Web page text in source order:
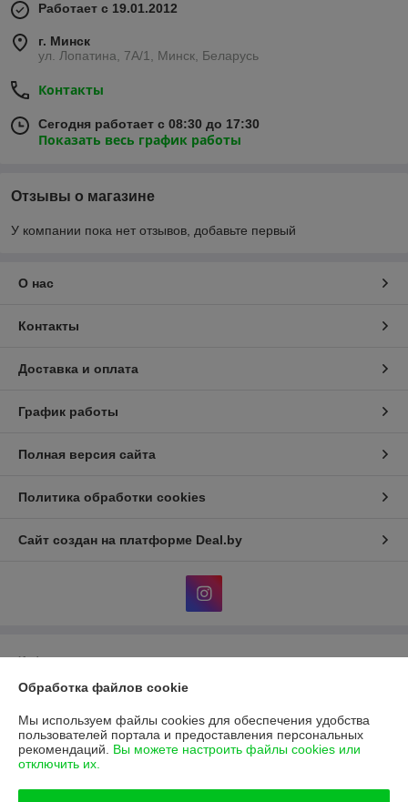
Работает с 19.01.2012
г. Минск
ул. Лопатина, 7А/1, Минск, Беларусь
Контакты
Сегодня работает с 08:30 до 17:30
Показать весь график работы
Отзывы о магазине
У компании пока нет отзывов, добавьте первый
О нас
Контакты
Доставка и оплата
График работы
Полная версия сайта
Политика обработки cookies
Сайт создан на платформе Deal.by
Информация для покупателя
Юридическое лицо:Общество с ограниченной ответственностью
246144, г. Гомель, ул. Гагарина, 49
Регистрационный номер ЕГР: 490439713
Обработка файлов cookie
Мы используем файлы cookies для обеспечения удобства
пользователей портала и предоставления персональных
рекомендаций. Вы можете настроить файлы cookies или
отключить их.